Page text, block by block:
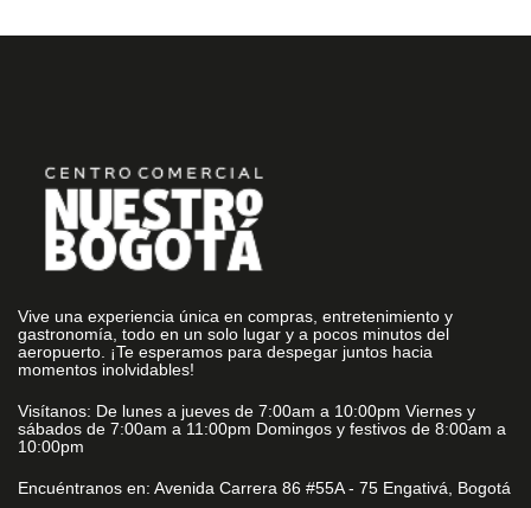
Vive una experiencia única en compras, entretenimiento y
gastronomía, todo en un solo lugar y a pocos minutos del
aeropuerto. ¡Te esperamos para despegar juntos hacia
momentos inolvidables!
Visítanos: De lunes a jueves de 7:00am a 10:00pm Viernes y
sábados de 7:00am a 11:00pm Domingos y festivos de 8:00am a
10:00pm
Encuéntranos en: Avenida Carrera 86 #55A - 75 Engativá, Bogotá